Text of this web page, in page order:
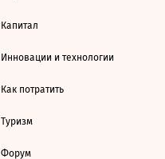
Капитал
Инновации и технологии
Как потратить
Туризм
Форум